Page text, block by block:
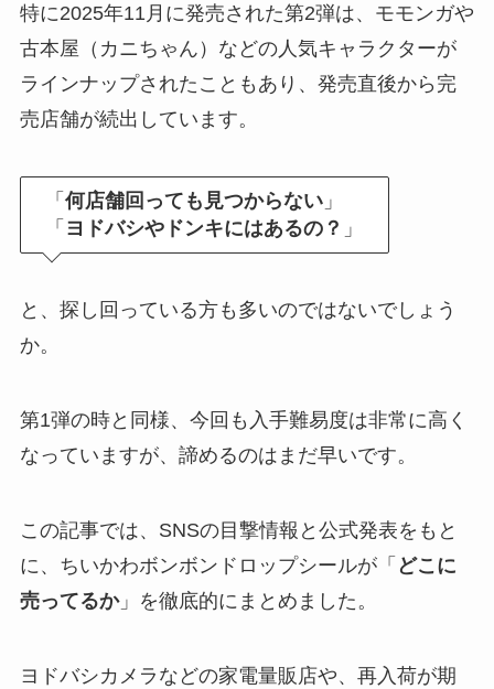
特に2025年11月に発売された第2弾は、モモンガや
古本屋（カニちゃん）などの人気キャラクターが
ラインナップされたこともあり、発売直後から完
売店舗が続出しています。
「何店舗回っても見つからない 」
「 ヨドバシやドンキにはあるの？ 」
と、探し回っている方も多いのではないでしょう
か。
第1弾の時と同様、今回も入手難易度は非常に高く
なっていますが、諦めるのはまだ早いです。
この記事では、SNSの目撃情報と公式発表をもと
に、ちいかわボンボンドロップシールが「 どこに
売ってるか」を徹底的にまとめました。
ヨドバシカメラなどの家電量販店や、再入荷が期